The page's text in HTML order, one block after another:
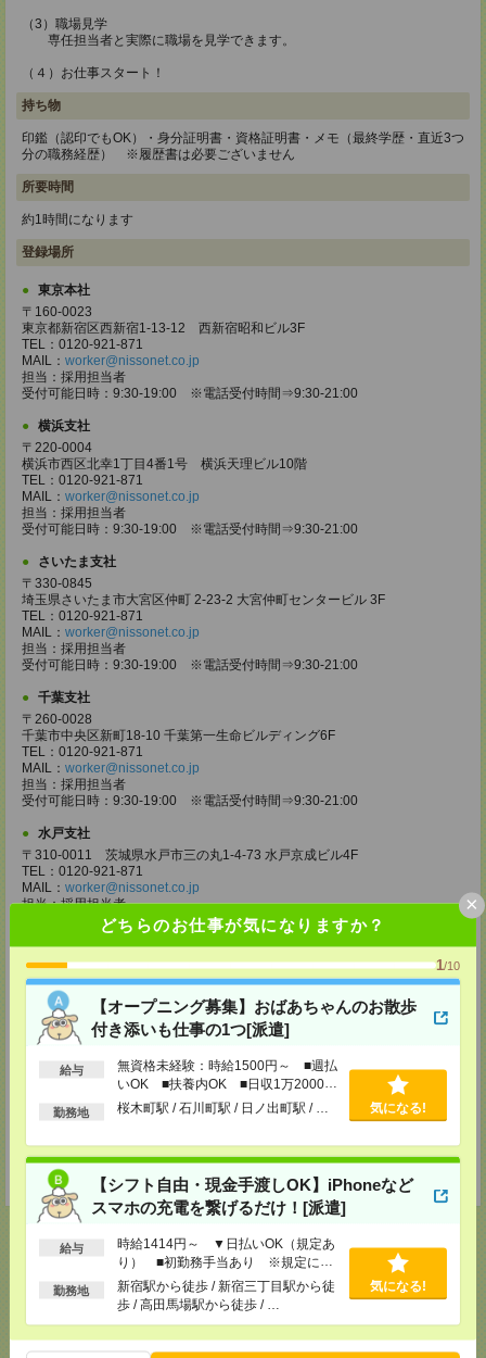
どちらのお仕事が気になりますか？
1/10
【オープニング募集】おばあちゃんのお散歩
付き添いも仕事の1つ[派遣]
給与
無資格未経験：時給1500円～ ■週払
いOK ■扶養内OK ■日収1万2000円
以上
勤務地 桜木町駅 / 石川町駅 / 日ノ出町駅 / … 気になる!
【シフト自由・現金手渡しOK】iPhoneなど
スマホの充電を繋げるだけ！[派遣]
給与
時給1414円～ ▼日払いOK（規定あ
り） ■初勤務手当あり ※規定によ
る
勤務地
新宿駅から徒歩 / 新宿三丁目駅から徒
歩 / 高田馬場駅から徒歩 / …
気になる!
×
（3）職場見学
専任担当者と実際に職場を見学できます。
（４）お仕事スタート！
持ち物
印鑑（認印でもOK）・身分証明書・資格証明書・メモ（最終学歴・直近3つ
分の職務経歴） ※履歴書は必要ございません
所要時間
約1時間になります
登録場所
東京本社
〒160-0023
東京都新宿区西新宿1-13-12 西新宿昭和ビル3F
TEL：0120-921-871
MAIL： worker@nissonet.co.jp
担当：採用担当者
受付可能日時：9:30-19:00 ※電話受付時間⇒9:30-21:00
横浜支社
〒220-0004
横浜市西区北幸1丁目4番1号 横浜天理ビル10階
TEL：0120-921-871
MAIL： worker@nissonet.co.jp
担当：採用担当者
受付可能日時：9:30-19:00 ※電話受付時間⇒9:30-21:00
さいたま支社
〒330-0845
埼玉県さいたま市大宮区仲町 2-23-2 大宮仲町センタービル 3F
TEL：0120-921-871
MAIL： worker@nissonet.co.jp
担当：採用担当者
受付可能日時：9:30-19:00 ※電話受付時間⇒9:30-21:00
千葉支社
〒260-0028
千葉市中央区新町18-10 千葉第一生命ビルディング6F
TEL：0120-921-871
MAIL： worker@nissonet.co.jp
担当：採用担当者
受付可能日時：9:30-19:00 ※電話受付時間⇒9:30-21:00
水戸支社
〒310-0011 茨城県水戸市三の丸1-4-73 水戸京成ビル4F
TEL：0120-921-871
MAIL： worker@nissonet.co.jp
担当：採用担当者
受付可能日時：9:30-19:00 ※電話受付時間⇒9:30-21:00
〒320-0811 栃木県宇都宮市大通り1-2-11 フコク生命ビル4F
TEL：0120-921-871
MAIL：worker@nissonet.co.jp
担当：採用担当者
受付可能日時：9:30-19:00 ※電話受付時間⇒9:30-21:00
高崎支社
埼玉県さいたま市大宮区仲町2-23-2 大宮仲町センタービル3F（さいたま
支社内）
MAIL：worker@nissonet.co.jp
担当：採用担当者
受付可能日時：9:30-19:00 ※電話受付時間⇒9:30-21:00
応募ページへ